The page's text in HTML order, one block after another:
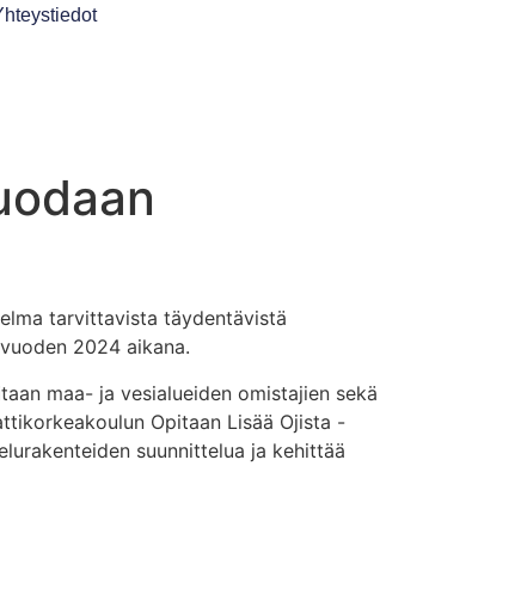
tarvittavista täydentävistä
2024 aikana.
maa- ja vesialueiden omistajien sekä
Opitaan Lisää Ojista -
suunnittelua ja kehittää